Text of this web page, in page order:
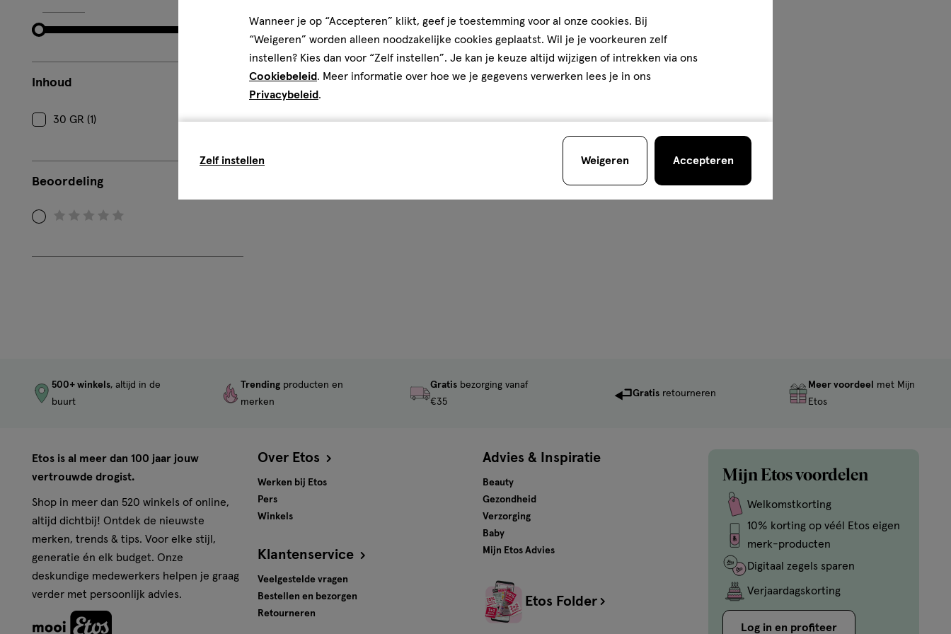
Inhoud
30 GR (1)
Beoordeling
500+ winkels, altijd in de
buurt
Trending producten en
merken
Gratisbezorging vanaf
€35
Gratis retourneren
Meer voordeel
met Mijn
Etos
Etos is al meer dan 100 jaar jouw
vertrouwde drogist.
Shop in meer dan 520 winkels of online,
altijd dichtbij! Ontdek de nieuwste
merken, trends & tips. Voor elke stijl,
generatie én elk budget. Onze
deskundige medewerkers helpen je graag
verder met persoonlijk advies.
Over Etos
Werken bij Etos
Pers
Winkels
Klantenservice
Veelgestelde vragen
Bestellen en bezorgen
Retourneren
Advies & Inspiratie
Beauty
Gezondheid
Verzorging
Baby
Mijn Etos Advies
Etos Folder
Mijn Etos voordelen
Welkomstkorting
10% korting op véél Etos eigen
merk-producten
Digitaal zegels sparen
Verjaardagskorting
Log in en profiteer
Wanneer je op “Accepteren” klikt, geef je toestemming voor al onze cookies. Bij
“Weigeren” worden alleen noodzakelijke cookies geplaatst. Wil je je voorkeuren zelf
instellen? Kies dan voor “Zelf instellen”. Je kan je keuze altijd wijzigen of intrekken via ons
Cookiebeleid. Meer informatie over hoe we je gegevens verwerken lees je in ons
Privacybeleid.
Zelf instellen Weigeren Accepteren